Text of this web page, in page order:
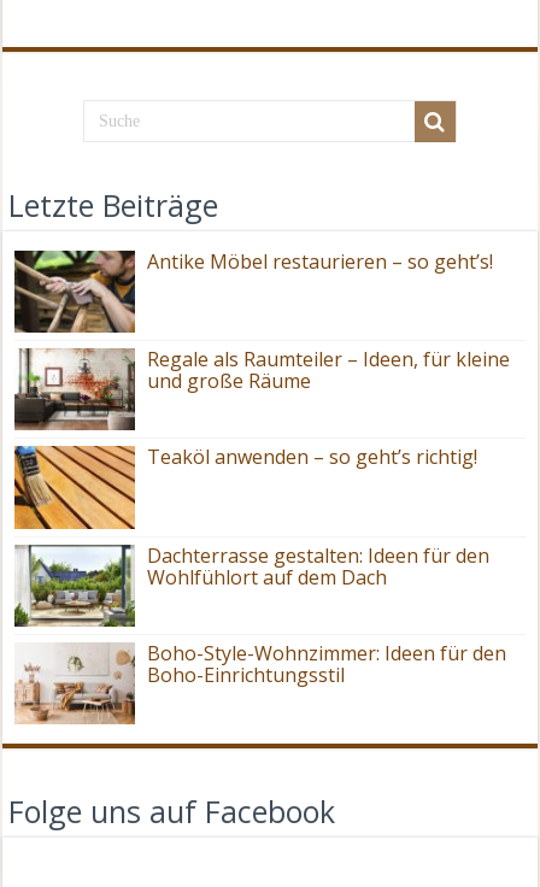
Letzte Beiträge
Antike Möbel restaurieren – so geht’s!
Regale als Raumteiler – Ideen, für kleine
und große Räume
Teaköl anwenden – so geht’s richtig!
Dachterrasse gestalten: Ideen für den
Wohlfühlort auf dem Dach
Boho-Style-Wohnzimmer: Ideen für den
Boho-Einrichtungsstil
Folge uns auf Facebook